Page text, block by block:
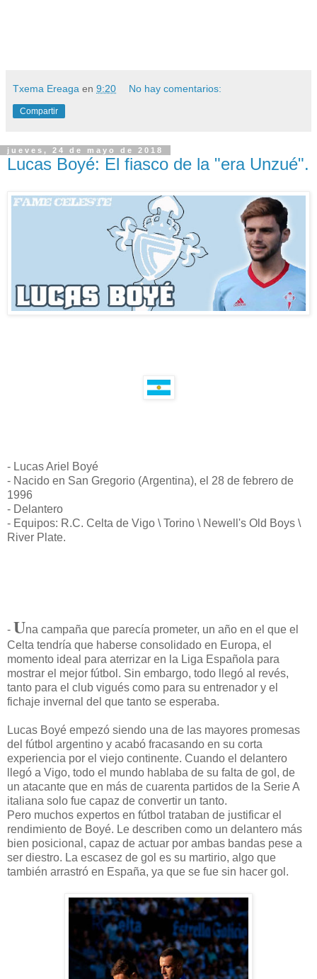
Txema Ereaga en 9:20 No hay comentarios:
Compartir
jueves, 24 de mayo de 2018
Lucas Boyé: El fiasco de la "era Unzué".
- Lucas Ariel Boyé
- Nacido en San Gregorio (Argentina), el 28 de febrero de
1996
- Delantero
- Equipos: R.C. Celta de Vigo \ Torino \ Newell's Old Boys \
River Plate.
- Una campaña que parecía prometer, un año en el que el
Celta tendría que haberse consolidado en Europa, el
momento ideal para aterrizar en la Liga Española para
mostrar el mejor fútbol. Sin embargo, todo llegó al revés,
tanto para el club vigués como para su entrenador y el
fichaje invernal del que tanto se esperaba.
Lucas Boyé empezó siendo una de las mayores promesas
del fútbol argentino y acabó fracasando en su corta
experiencia por el viejo continente. Cuando el delantero
llegó a Vigo, todo el mundo hablaba de su falta de gol, de
un atacante que en más de cuarenta partidos de la Serie A
italiana solo fue capaz de convertir un tanto.
Pero muchos expertos en fútbol trataban de justificar el
rendimiento de Boyé. Le describen como un delantero más
bien posicional, capaz de actuar por ambas bandas pese a
ser diestro. La escasez de gol es su martirio, algo que
también arrastró en España, ya que se fue sin hacer gol.